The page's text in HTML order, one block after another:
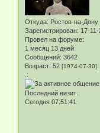
Откуда: Ростов-на-Дону
Зарегистрирован: 17-
Провел на форуме:
1 месяц 13 дней
Сообщений: 3642
Возраст: 52 [1974-07-30]
.:
Последний визит:
Сегодня 07:51:41